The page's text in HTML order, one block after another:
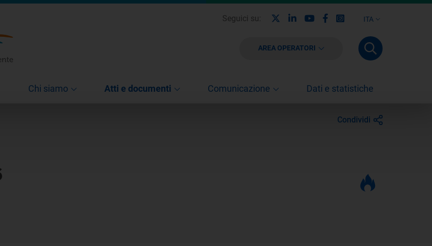
ITA
Seguici su: LinkedinYoutubeFacebook
Instagram
AREA OPERATORI
Chi siamo Atti e documenti Comunicazione Dati e statistiche
Condividi